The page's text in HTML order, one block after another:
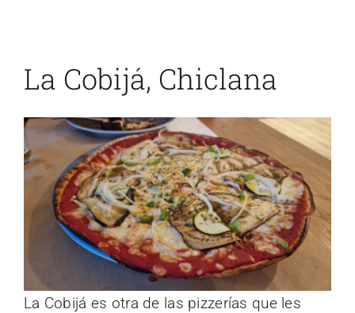
La Cobijá, Chiclana
La Cobijá es otra de las pizzerías que les